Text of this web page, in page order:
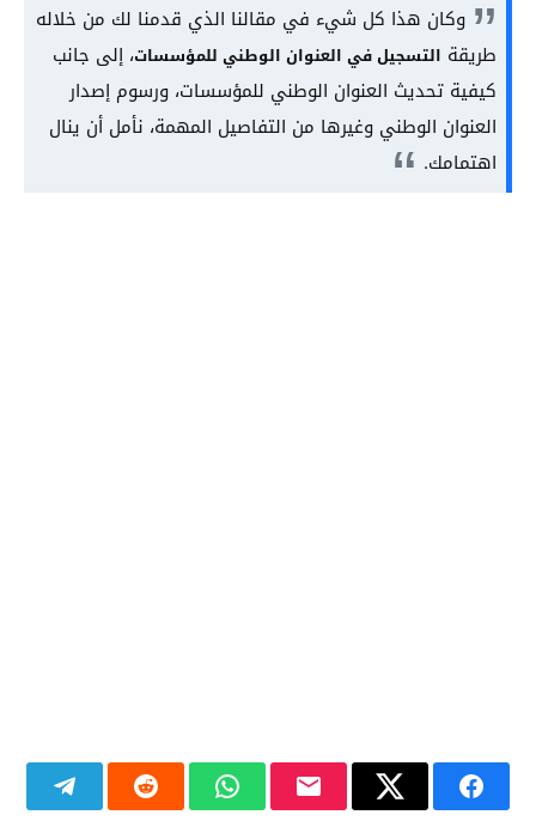
وكان هذا كل شيء في مقالنا الذي قدمنا لك من خلاله
طريقة التسجيل في العنوان الوطني للمؤسسات، إلى جانب
كيفية تحديث العنوان الوطني للمؤسسات، ورسوم إصدار
العنوان الوطني وغيرها من التفاصيل المهمة، نأمل أن ينال
اهتمامك.